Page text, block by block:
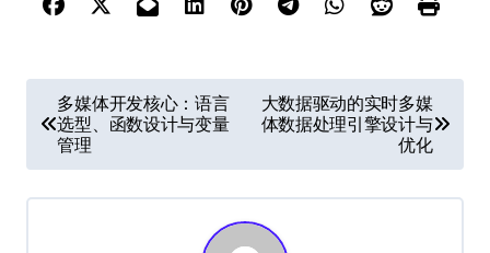
章
导
航
多媒体开发核心：语言
选型、函数设计与变量
管理
大数据驱动的实时多媒
体数据处理引擎设计与
优化